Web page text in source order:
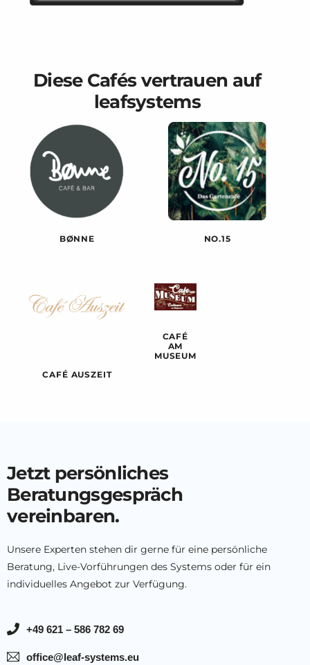
Diese Cafés vertrauen auf
leafsystems
BØNNE NO.15
CAFÉ AUSZEIT
CAFÉ
AM
MUSEUM
Jetzt persönliches
Beratungsgespräch
vereinbaren.
Unsere Experten stehen dir gerne für eine persönliche
Beratung, Live-Vorführungen des Systems oder für ein
individuelles Angebot zur Verfügung.
+49 621 – 586 782 69
office@leaf-systems.eu